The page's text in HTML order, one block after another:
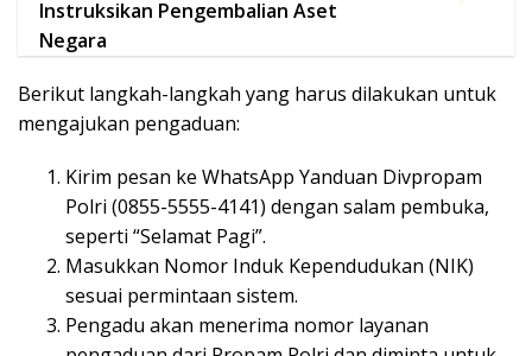
seperti “Selamat Pagi”.
Masukkan Nomor Induk Kependudukan (NIK)
Pengadu akan menerima nomor layanan
pengaduan dari Propam Polri dan diminta untuk
menyimpannya.
Pengadu akan mendapatkan tautan untuk
melengkapi data diri.
Isi formulir pendaftaran sesuai dengan data yang
diminta.
Unggah foto KTP beserta swafoto dengan KTP
untuk verifikasi identitas.